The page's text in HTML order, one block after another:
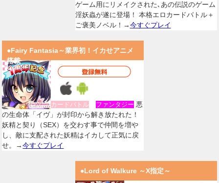
ゲーム用にリメイクされた､あの伝説のゲーム
淫妖蟲が遂に登場！ 本格エロカードバトル＋
ご褒美ノベル！→今すぐプレイ
●Fairy Fantasia～業界初！イカせアニメ
搭載
カードバトル ファンタジー 悪
の生命体「イヴ」が封印から解き放たれた！
妖精と契り（SEX）を交わす事で仲間を増や
し、敵に支配された妖精はイカして正気に戻
せ。→今すぐプレイ
●Lord of Walkure ～X指定～